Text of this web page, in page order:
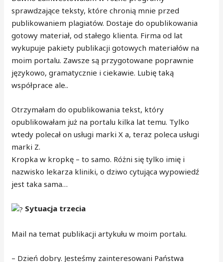
sprawdzające teksty, które chronią mnie przed
publikowaniem plagiatów. Dostaje do opublikowania
gotowy materiał, od stałego klienta. Firma od lat
wykupuje pakiety publikacji gotowych materiałów na
moim portalu. Zawsze są przygotowane poprawnie
językowo, gramatycznie i ciekawie. Lubię taką
współprace ale..
Otrzymałam do opublikowania tekst, który
opublikowałam już na portalu kilka lat temu. Tylko
wtedy polecał on usługi marki X a, teraz poleca usługi
marki Z.
Kropka w kropkę – to samo. Różni się tylko imię i
nazwisko lekarza kliniki, o dziwo cytująca wypowiedź
jest taka sama…
Sytuacja trzecia
Mail na temat publikacji artykułu w moim portalu.
– Dzień dobry. Jesteśmy zainteresowani Państwa